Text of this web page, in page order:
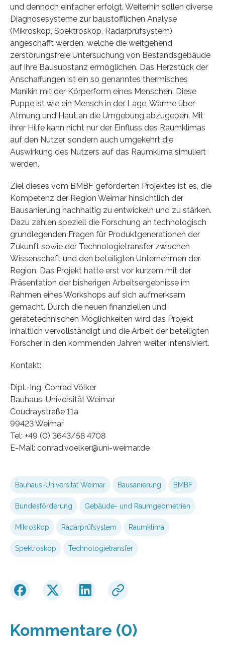
und dennoch einfacher erfolgt. Weiterhin sollen diverse
Diagnosesysteme zur baustofflichen Analyse
(Mikroskop, Spektroskop, Radarprüfsystem)
angeschafft werden, welche die weitgehend
zerstörungsfreie Untersuchung von Bestandsgebäude
auf ihre Bausubstanz ermöglichen. Das Herzstück der
Anschaffungen ist ein so genanntes thermisches
Manikin mit der Körperform eines Menschen. Diese
Puppe ist wie ein Mensch in der Lage, Wärme über
Atmung und Haut an die Umgebung abzugeben. Mit
ihrer Hilfe kann nicht nur der Einfluss des Raumklimas
auf den Nutzer, sondern auch umgekehrt die
Auswirkung des Nutzers auf das Raumklima simuliert
werden.
Ziel dieses vom BMBF geförderten Projektes ist es, die
Kompetenz der Region Weimar hinsichtlich der
Bausanierung nachhaltig zu entwickeln und zu stärken.
Dazu zählen speziell die Forschung an technologisch
grundlegenden Fragen für Produktgenerationen der
Zukunft sowie der Technologietransfer zwischen
Wissenschaft und den beteiligten Unternehmen der
Region. Das Projekt hatte erst vor kurzem mit der
Präsentation der bisherigen Arbeitsergebnisse im
Rahmen eines Workshops auf sich aufmerksam
gemacht. Durch die neuen finanziellen und
gerätetechnischen Möglichkeiten wird das Projekt
inhaltlich vervollständigt und die Arbeit der beteiligten
Forscher in den kommenden Jahren weiter intensiviert.
Kontakt:
Dipl.-Ing. Conrad Völker
Bauhaus-Universität Weimar
Coudraystraße 11a
99423 Weimar
Tel: +49 (0) 3643/58 4708
E-Mail: conrad.voelker@uni-weimar.de
Bauhaus-Universität Weimar Bausanierung BMBF
Bundesförderung Gebäude- und Raumgeometrien
Mikroskop Radarprüfsystem Raumklima
Spektroskop Technologietransfer
Kommentare (0)